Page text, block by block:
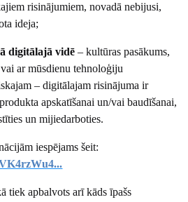
risinājumiem, novadā nebijusi,
ideja;
digitālajā vidē – kultūras pasākums,
ar mūsdienu tehnoloģiju
– digitālajam risinājuma ir
apskatīšanai un/vai baudīšanai,
un mijiedarboties.
iespējams šeit:
tiek apbalvots arī kāds īpašs